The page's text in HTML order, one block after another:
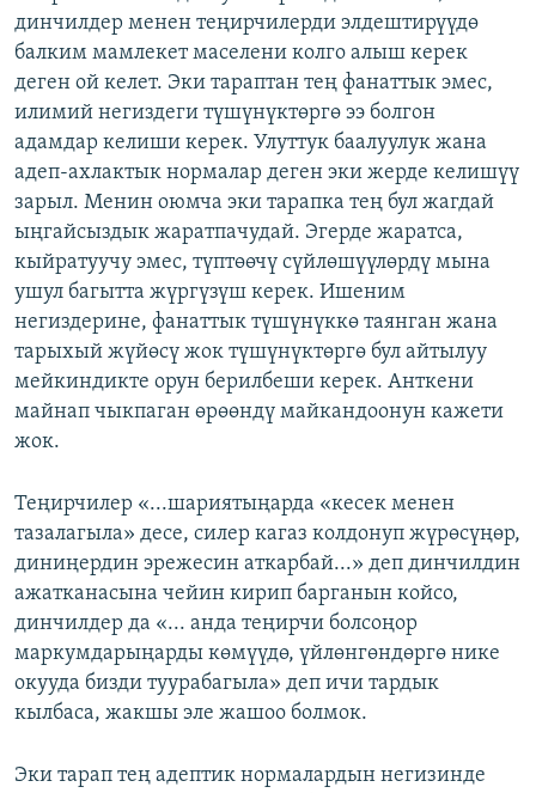
динчилдер менен теңирчилерди элдештирүүдө
балким мамлекет маселени колго алыш керек
деген ой келет. Эки тараптан тең фанаттык эмес,
илимий негиздеги түшүнүктөргө ээ болгон
адамдар келиши керек. Улуттук баалуулук жана
адеп-ахлактык нормалар деген эки жерде келишүү
зарыл. Менин оюмча эки тарапка тең бул жагдай
ыңгайсыздык жаратпачудай. Эгерде жаратса,
кыйратуучу эмес, түптөөчү сүйлөшүүлөрдү мына
ушул багытта жүргүзүш керек. Ишеним
негиздерине, фанаттык түшүнүккө таянган жана
тарыхый жүйөсү жок түшүнүктөргө бул айтылуу
мейкиндикте орун берилбеши керек. Анткени
майнап чыкпаган өрөөндү майкандоонун кажети
жок.
Теңирчилер «...шариятыңарда «кесек менен
тазалагыла» десе, силер кагаз колдонуп жүрөсүңөр,
диниңердин эрежесин аткарбай...» деп динчилдин
ажатканасына чейин кирип барганын койсо,
динчилдер да «... анда теңирчи болсоңор
маркумдарыңарды көмүүдө, үйлөнгөндөргө нике
окууда бизди туурабагыла» деп ичи тардык
кылбаса, жакшы эле жашоо болмок.
Эки тарап тең адептик нормалардын негизинде